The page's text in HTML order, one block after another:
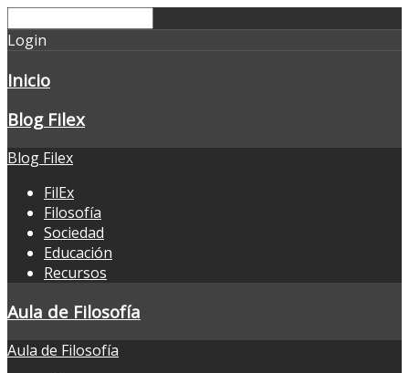
Login
Inicio
Blog Filex
Blog Filex
FilEx
Filosofía
Sociedad
Educación
Recursos
Aula de Filosofía
Aula de Filosofía